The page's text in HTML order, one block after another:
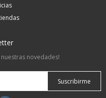
novedades!
Suscribirme